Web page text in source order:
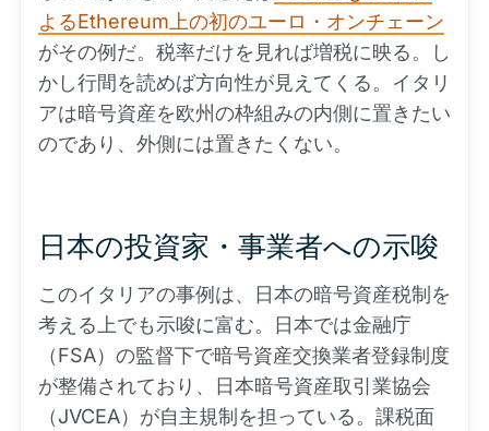
よるEthereum上の初のユーロ・オンチェーン
がその例だ。税率だけを見れば増税に映る。し
かし行間を読めば方向性が見えてくる。イタリ
アは暗号資産を欧州の枠組みの内側に置きたい
のであり、外側には置きたくない。
日本の投資家・事業者への示唆
このイタリアの事例は、日本の暗号資産税制を
考える上でも示唆に富む。日本では金融庁
（FSA）の監督下で暗号資産交換業者登録制度
が整備されており、日本暗号資産取引業協会
（JVCEA）が自主規制を担っている。課税面